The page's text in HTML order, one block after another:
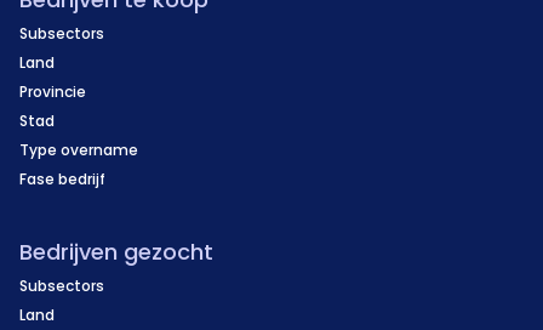
Subsectors
Land
Provincie
Stad
Type overname
Fase bedrijf
Bedrijven gezocht
Subsectors
Land